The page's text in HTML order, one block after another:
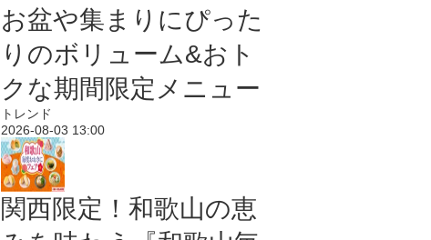
お盆や集まりにぴった
りのボリューム&おト
クな期間限定メニュー
トレンド
2026-08-03 13:00
関西限定！和歌山の恵